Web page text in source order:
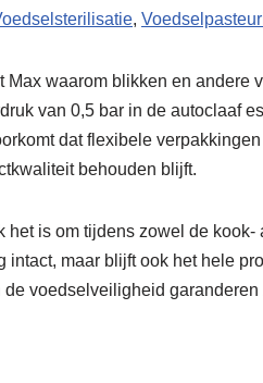
,
Max waarom blikken en
van 0,5 bar in de autoclaaf
dat flexibele
behouden blijft.
het is om tijdens zowel de
intact, maar blijft ook het hele
voedselveiligheid